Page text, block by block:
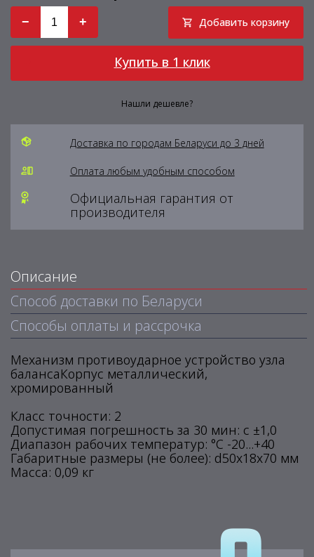
− + Добавить корзину
Купить в 1 клик
Нашли дешевле?
Доставка по городам Беларуси до 3 дней
Оплата любым удобным способом
Официальная гарантия от
производителя
Описание
Способ доставки по Беларуси
Способы оплаты и рассрочка
Механизм противоударное устройство узла
балансаКорпус металлический,
хромированный
Класс точности: 2
Допустимая погрешность за 30 мин: с ±1,0
Диапазон рабочих температур: °С -20...+40
Габаритные размеры (не более): d50x18x70 мм
Масса: 0,09 кг